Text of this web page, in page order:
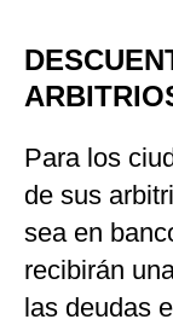
Para los
de sus
sea en
recibirán
las deudas